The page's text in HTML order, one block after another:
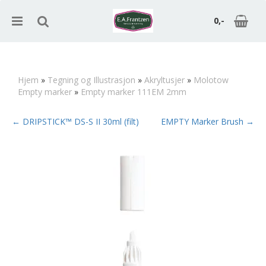
0,-
Hjem » Tegning og Illustrasjon » Akryltusjer » Molotow
Empty marker » Empty marker 111EM 2mm
EMPTY Marker Brush →
← DRIPSTICK™ DS-S II 30ml (filt)